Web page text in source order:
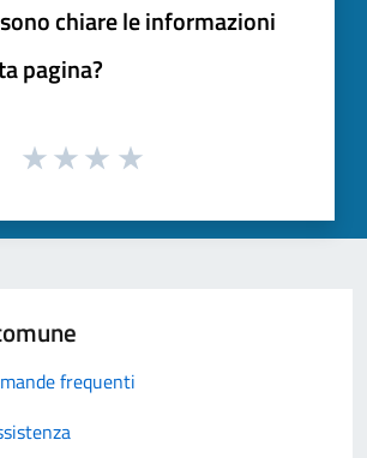
chiare le informazioni
pagina?
frequenti